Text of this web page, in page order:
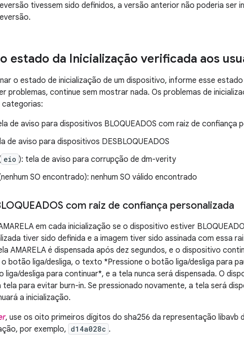
tivessem sido definidos, a versão anterior não poderia ser
estado da Inicialização verificada aos
o estado de inicialização de um dispositivo, informe esse estado
problemas, continue sem mostrar nada. Os problemas de
categorias:
de aviso para dispositivos BLOQUEADOS com raiz de confiança
de aviso para dispositivos DESBLOQUEADOS
eio ): tela de aviso para corrupção de dm-verity
SO encontrado): nenhum SO válido encontrado
com raiz de confiança personalizada
em cada inicialização se o dispositivo estiver
tiver sido definida e a imagem tiver sido assinada com essa
AMARELA é dispensada após dez segundos, e o dispositivo
botão liga/desliga, o texto *Pressione o botão liga/desliga para
liga/desliga para continuar*, e a tela nunca será dispensada. O
tela para evitar burn-in. Se pressionado novamente, a tela será
a inicialização.
, use os oito primeiros dígitos do sha256 da representação libavb
por exemplo, d14a028c .